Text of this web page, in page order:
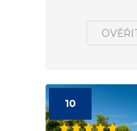
10